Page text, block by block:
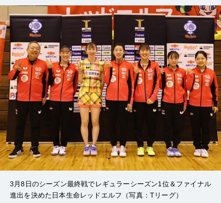
3月8日のシーズン最終戦でレギュラーシーズン1位＆ファイナル
進出を決めた日本生命レッドエルフ（写真：Tリーグ）